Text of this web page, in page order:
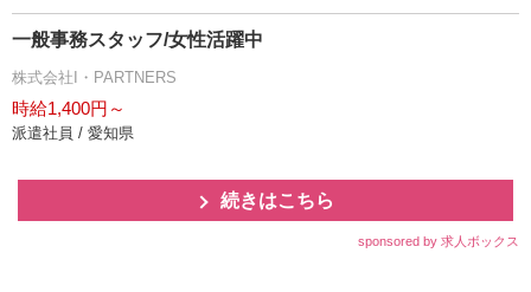
一般事務スタッフ/女性活躍中
株式会社I・PARTNERS
時給1,400円～
派遣社員 / 愛知県
続きはこちら
sponsored by 求人ボックス